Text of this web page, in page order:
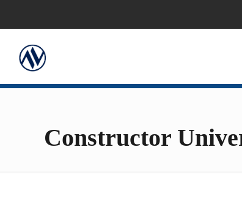
Constructor